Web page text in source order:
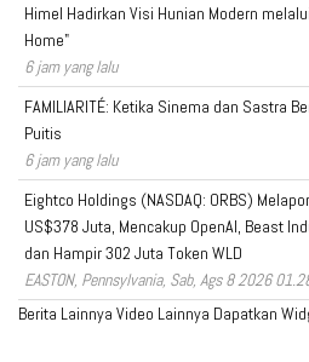
Himel Hadirkan Visi Hunian Modern
Home"
6 jam yang lalu
FAMILIARITÉ: Ketika Sinema dan Sastra
Puitis
6 jam yang lalu
Eightco Holdings (NASDAQ: ORBS)
US$378 Juta, Mencakup OpenAI, Beast
dan Hampir 302 Juta Token WLD
EASTON, Pennsylvania, Sab, Ags 8 2026
Berita Lainnya Video Lainnya Dapatkan